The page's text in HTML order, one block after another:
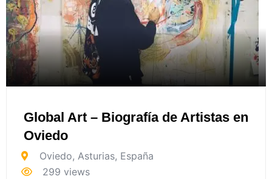
Global Art – Biografía de Artistas en
Oviedo
Oviedo, Asturias, España
299 views